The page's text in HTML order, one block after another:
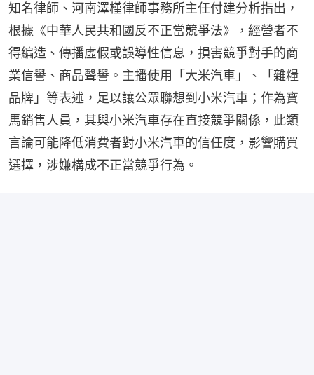
知名律師、河南澤槿律師事務所主任付建分析指出，
根據《中華人民共和國反不正當競爭法》，經營者不
得編造、傳播虛假或誤導性信息，損害競爭對手的商
業信譽、商品聲譽。主播使用「大米汽車」、「雜糧
品牌」等表述，足以讓公眾聯想到小米汽車；作為寶
馬銷售人員，其與小米汽車存在直接競爭關係，此類
言論可能降低消費者對小米汽車的信任度，影響購買
選擇，涉嫌構成不正當競爭行為。